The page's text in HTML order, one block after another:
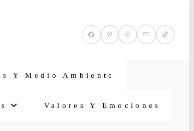
Y Medio Ambiente
Valores Y Emociones